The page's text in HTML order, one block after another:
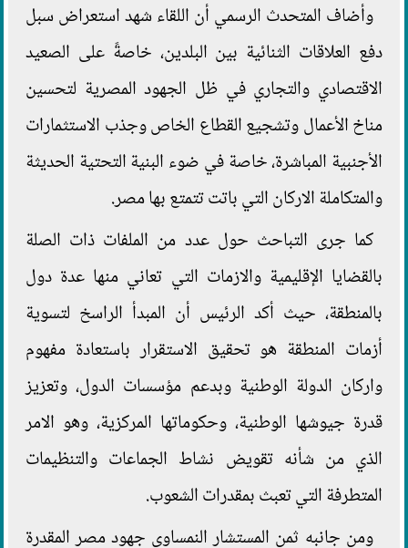
وأضاف المتحدث الرسمي أن اللقاء شهد استعراض سبل
دفع العلاقات الثنائية بين البلدين، خاصةً على الصعيد
الاقتصادي والتجاري في ظل الجهود المصرية لتحسين
مناخ الأعمال وتشجيع القطاع الخاص وجذب الاستثمارات
الأجنبية المباشرة، خاصة في ضوء البنية التحتية الحديثة
والمتكاملة الاركان التي باتت تتمتع بها مصر.
كما جرى التباحث حول عدد من الملفات ذات الصلة
بالقضايا الإقليمية والازمات التي تعاني منها عدة دول
بالمنطقة، حيث أكد الرئيس أن المبدأ الراسخ لتسوية
أزمات المنطقة هو تحقيق الاستقرار باستعادة مفهوم
واركان الدولة الوطنية وبدعم مؤسسات الدول، وتعزيز
قدرة جيوشها الوطنية، وحكوماتها المركزية، وهو الامر
الذي من شأنه تقويض نشاط الجماعات والتنظيمات
المتطرفة التي تعبث بمقدرات الشعوب.
ومن جانبه ثمن المستشار النمساوي جهود مصر المقدرة